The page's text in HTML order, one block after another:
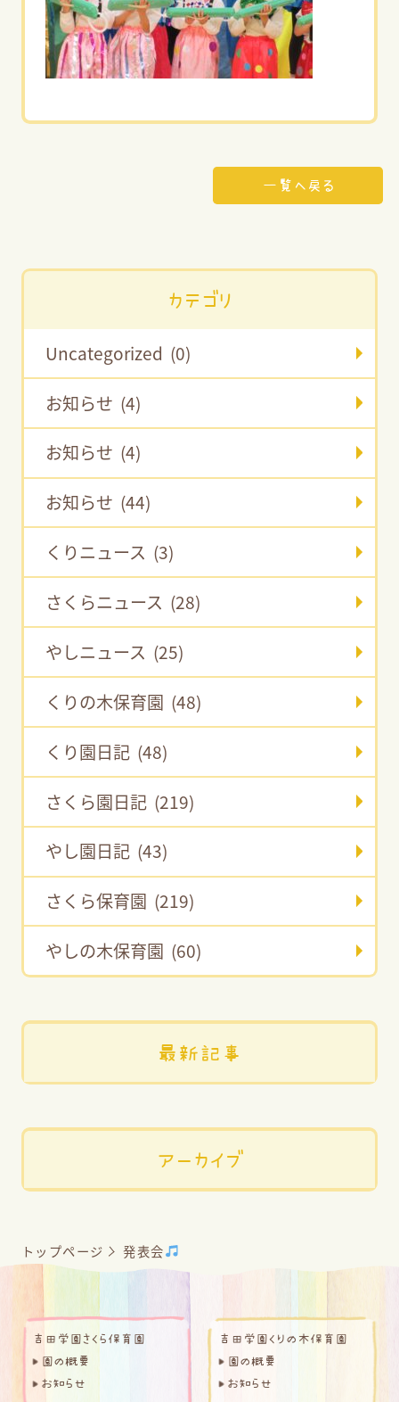
一覧へ戻る
カテゴリ
Uncategorized (0)
お知らせ (4)
お知らせ (4)
お知らせ (44)
くりニュース (3)
さくらニュース (28)
やしニュース (25)
くりの木保育園 (48)
くり園日記 (48)
さくら園日記 (219)
やし園日記 (43)
さくら保育園 (219)
やしの木保育園 (60)
最新記事
アーカイブ
トップページ 発表会
吉田学園さくら保育園
園の概要
お知らせ
吉田学園くりの木保育園
園の概要
お知らせ